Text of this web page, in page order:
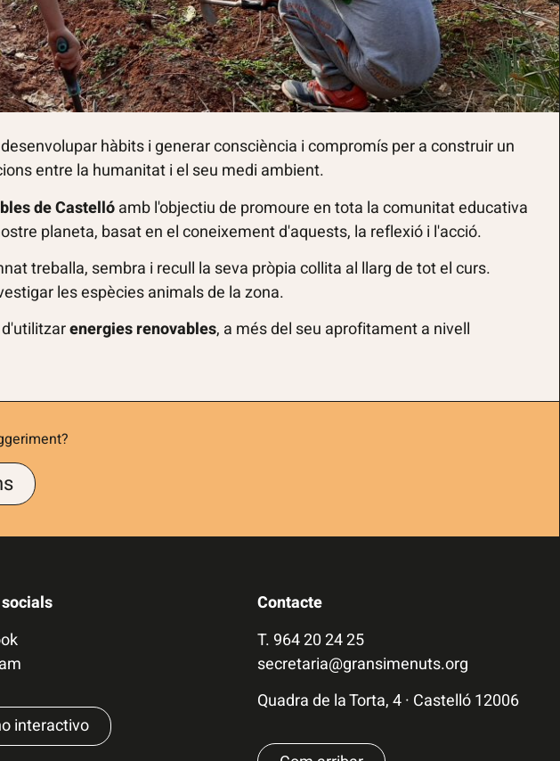
hàbits i generar consciència i compromís per a construir un
entre la humanitat i el seu medi ambient.
de Castellóamb l'objectiu de promoure en tota la comunitat educativa
planeta, basat en el coneixement d'aquests, la reflexió i l'acció.
treballa, sembra i recull la seva pròpia collita al llarg de tot el curs.
les espècies animals de la zona.
energies renovables, a més del seu aprofitament a nivell
interactivo
Contacte
T. 964 20 24 25
secretaria@gransimenuts.org
Quadra de la Torta, 4 · Castelló 12006